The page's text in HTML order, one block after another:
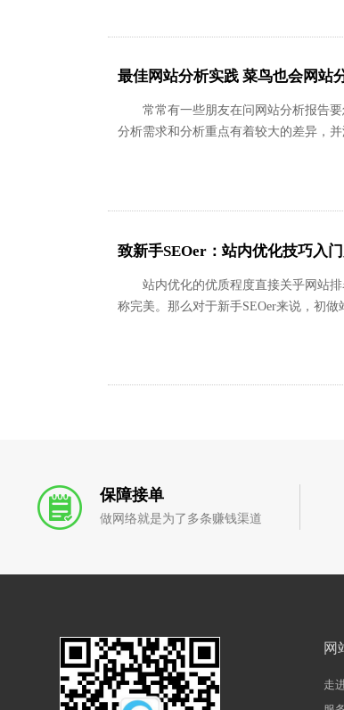
最佳网站分析实践 菜鸟也会网站
常常有一些朋友在问网站分析报告要
分析需求和分析重点有着较大的差异，
致新手SEOer：站内优化技巧入
站内优化的优质程度直接关乎网站排
称完美。那么对于新手SEOer来说，初做
保障接单
做网络就是为了多条赚钱渠道
网
走